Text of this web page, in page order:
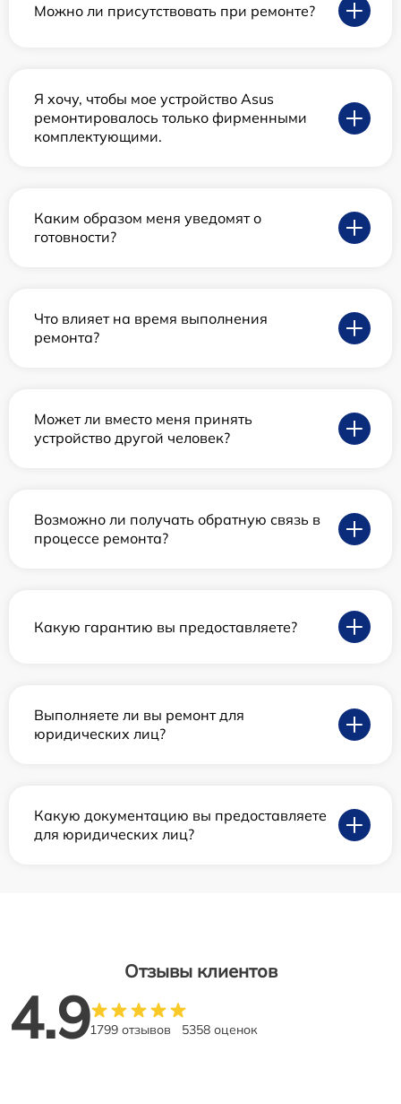
Можно ли присутствовать при ремонте?
Я хочу, чтобы мое устройство Asus
ремонтировалось только фирменными
комплектующими.
Каким образом меня уведомят о
готовности?
Что влияет на время выполнения
ремонта?
Может ли вместо меня принять
устройство другой человек?
Возможно ли получать обратную связь в
процессе ремонта?
Какую гарантию вы предоставляете?
Выполняете ли вы ремонт для
юридических лиц?
Какую документацию вы предоставляете
для юридических лиц?
Отзывы клиентов
4.91799 отзывов 5358 оценок